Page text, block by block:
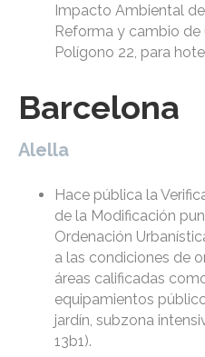
Impacto Ambiental
Reforma y cambio de
Polígono 22, para
Barcelona
Alella
Hace pública la
de la Modificación
Ordenación
a las condiciones de
áreas calificadas
equipamientos
jardín, subzona
13b1).